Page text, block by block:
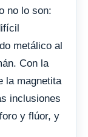
no lo son:
metálico al
Con la
la magnetita
inclusiones
y flúor, y